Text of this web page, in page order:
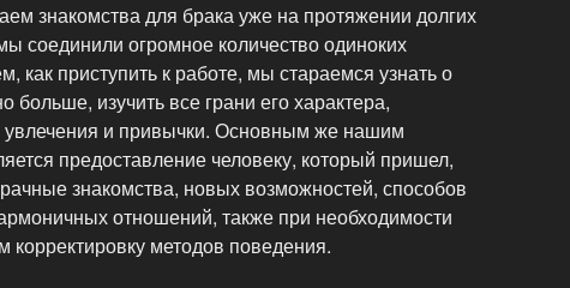
знакомства для брака уже на протяжении долгих
соединили огромное количество одиноких
как приступить к работе, мы стараемся узнать о
больше, изучить все грани его характера,
и привычки. Основным же нашим
предоставление человеку, который пришел,
знакомства, новых возможностей, способов
отношений, также при необходимости
методов поведения.